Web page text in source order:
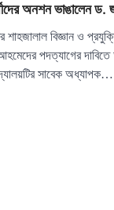
অনশন ভাঙালেন
শাহজালাল বিজ্ঞান ও
পদত্যাগের
সাবেক অধ্যাপক…